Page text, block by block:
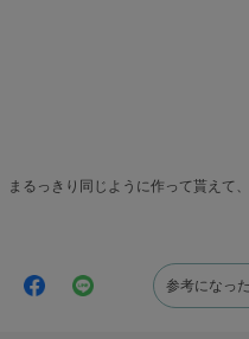
るっきり同じように作って貰えて
参考になった